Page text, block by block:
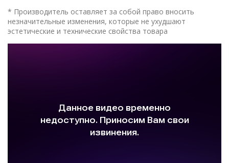
* Производитель оставляет за собой право вносить
незначительные изменения, которые не ухудшают
эстетические и технические свойства товара